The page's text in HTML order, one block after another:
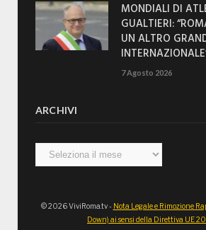
MONDIALI DI
GUALTIERI:
UN ALTRO
7 Agosto 2026
ARCHIVI
Archivi
© 2026 ViviRoma.tv - Nota Legale e Rimozione
Down) ai sensi della Direttiva UE